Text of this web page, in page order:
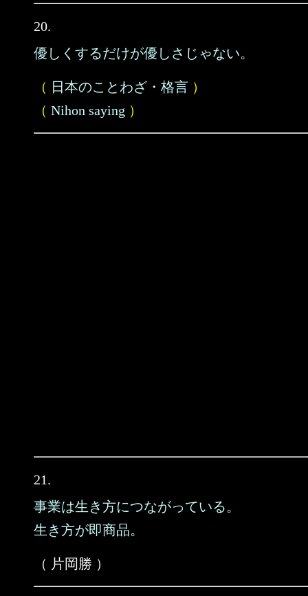
20.
優しくするだけが優しさじゃない。
（ 日本のことわざ・格言 ）
（ Nihon saying ）
21.
事業は生き方につながっている。
生き方が即商品。
（ 片岡勝 ）